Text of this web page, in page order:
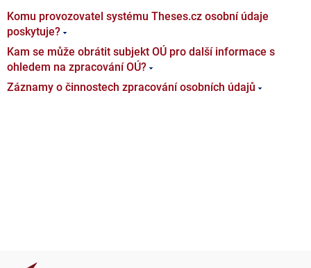
Komu provozovatel systému Theses.cz osobní údaje
poskytuje?
Kam se může obrátit subjekt OÚ pro další informace s
ohledem na zpracování OÚ?
Záznamy o činnostech zpracování osobních údajů